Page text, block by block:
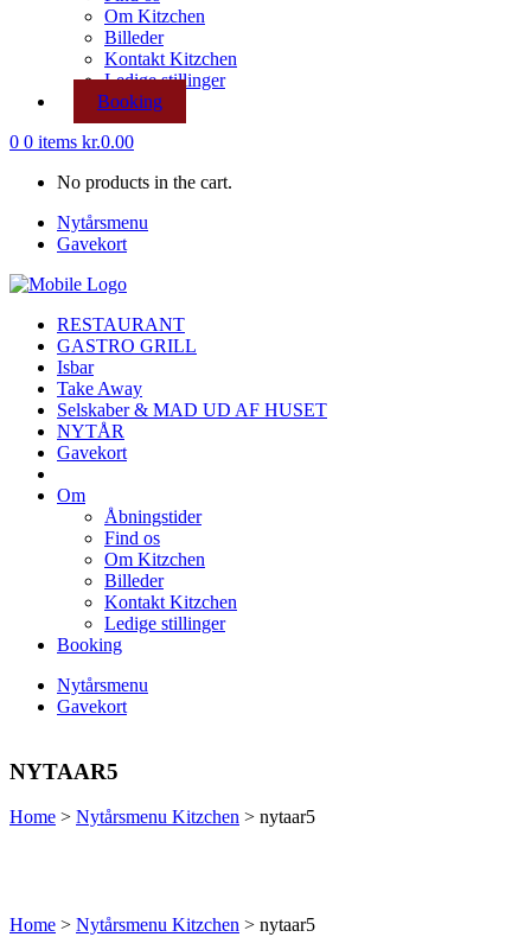
Om Kitzchen
Billeder
Kontakt Kitzchen
Ledige stillinger
Booking
0 0 items kr.0.00
No products in the cart.
Nytårsmenu
Gavekort
RESTAURANT
GASTRO GRILL
Isbar
Take Away
Selskaber & MAD UD AF HUSET
NYTÅR
Gavekort
Om
Åbningstider
Find os
Om Kitzchen
Billeder
Kontakt Kitzchen
Ledige stillinger
Booking
Nytårsmenu
Gavekort
NYTAAR5
Home > Nytårsmenu Kitzchen > nytaar5
Home > Nytårsmenu Kitzchen > nytaar5